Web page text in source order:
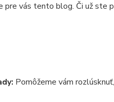
pre vás tento blog. Či už ste
Pomôžeme vám